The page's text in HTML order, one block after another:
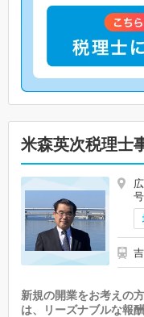
米森英次税理士
号
新規の開業をお考えの
は、リーズナブルな報